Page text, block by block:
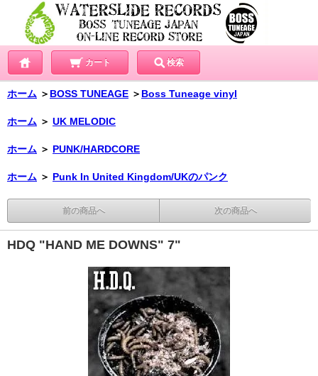
カート 検索
ホーム ＞ BOSS TUNEAGE ＞ Boss Tuneage vinyl
ホーム ＞ UK MELODIC
ホーム ＞ PUNK/HARDCORE
ホーム ＞ Punk In United Kingdom/UKのパンク
前の商品へ 次の商品へ
HDQ "HAND ME DOWNS" 7"